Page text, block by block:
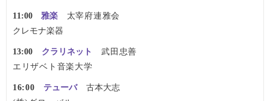
11:00 雅楽 太宰府連雅会
クレモナ楽器
13:00 クラリネット
武田忠善
エリザベト音楽大学
16:00 テューバ
古本大志